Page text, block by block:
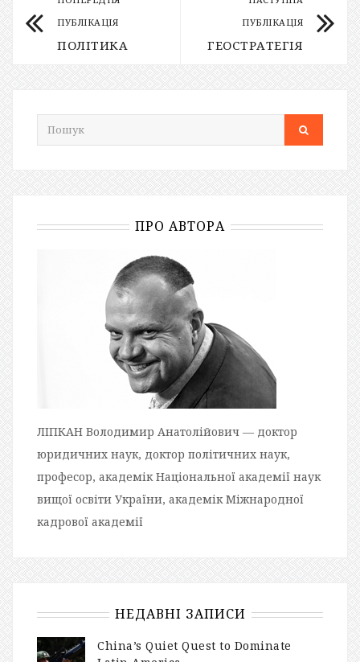
ПУБЛІКАЦІЯ
ПОЛІТИКА
ПУБЛІКАЦІЯ
ГЕОСТРАТЕГІЯ
ПРО АВТОРА
ЛІПКАН Володимир Анатолійович — доктор
юридичних наук, доктор політичних наук,
професор, академік Національної академії наук
вищої освіти України, академік Міжнародної
кадрової академії
НЕДАВНІ ЗАПИСИ
China’s Quiet Quest to Dominate